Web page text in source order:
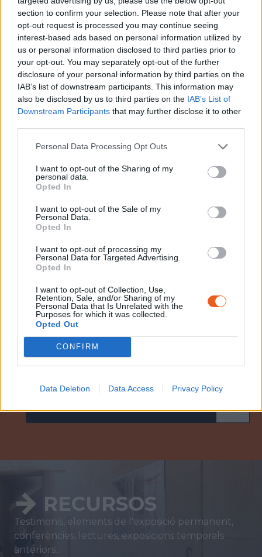
section to confirm your selection. Please note that after your
opt-out request is processed you may continue seeing
interest-based ads based on personal information utilized by
us or personal information disclosed to third parties prior to
your opt-out. You may separately opt-out of the further
disclosure of your personal information by third parties on the
IAB’s list of downstream participants. This information may
also be disclosed by us to third parties on the IAB’s List of
Downstream Participants that may further disclose it to other
Personal Data Processing Opt Outs
I want to opt-out of the Sharing of my
personal data.
Opted In
I want to opt-out of the Sale of my
Personal Data.
Opted In
I want to opt-out of processing my
Personal Data for Targeted Advertising.
Opted In
I want to opt-out of Collection, Use,
Retention, Sale, and/or Sharing of my
Personal Data that Is Unrelated with the
Purposes for which it was collected.
Opted Out
CONFIRM
Data Deletion Data Access Privacy Policy
Voir la ressource
Voir la ressource
BUTLLET
Per estar sempre informat de les notícies del
Memorial i rebre cada mes la programació.
RECURSOS
Testimonis, elements de l'exposició permanent,
conferències, lectures, exposicions temporals
anteriors...